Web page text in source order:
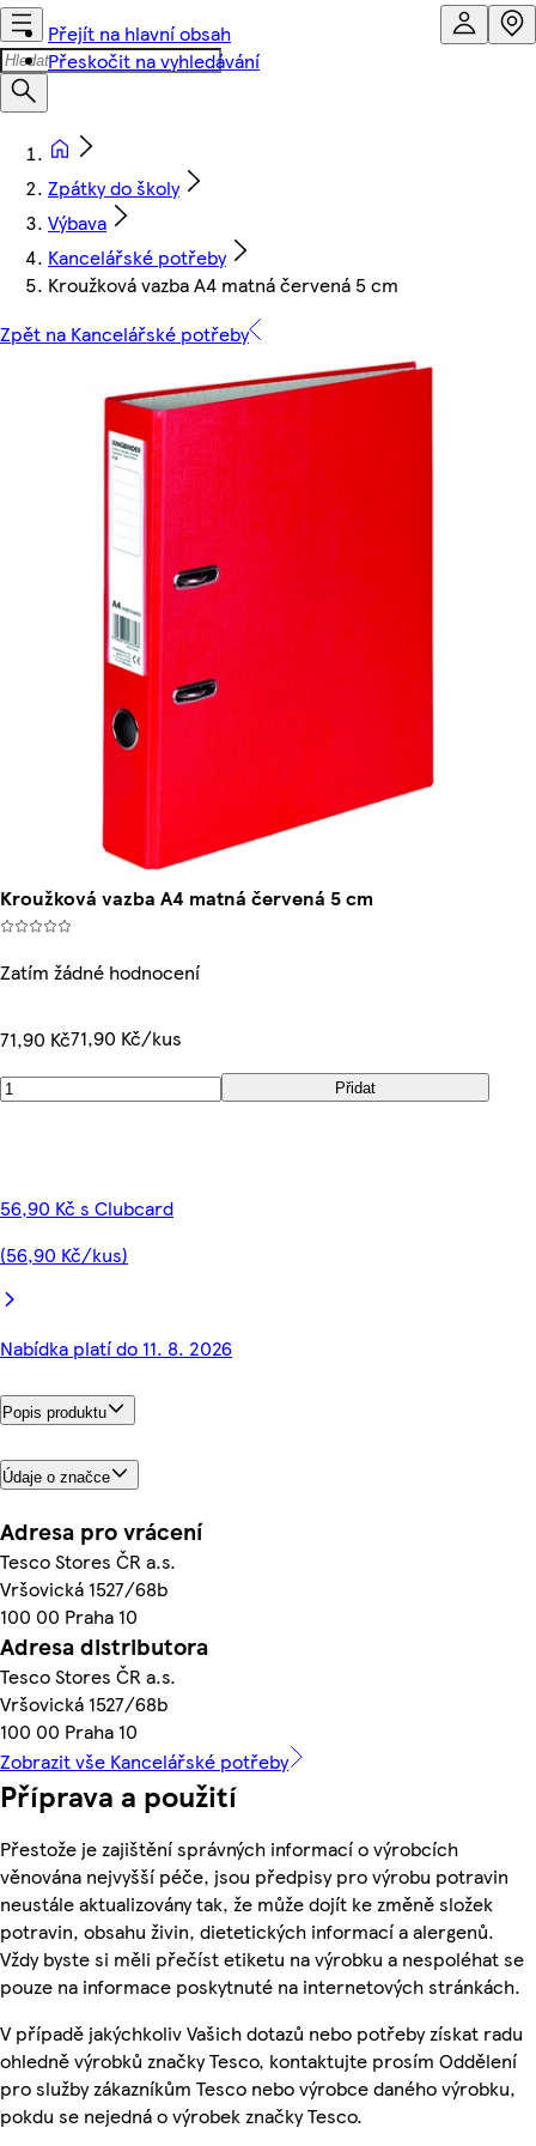
Přejít na hlavní obsah
Přeskočit na vyhledávání
Zpátky do školy
Výbava
Kancelářské potřeby
Kroužková vazba A4 matná červená 5 cm
Zpět na Kancelářské potřeby
Kroužková vazba A4 matná červená 5 cm
Zatím žádné hodnocení
71,90 Kč71,90 Kč/kus
Přidat
56,90 Kč s Clubcard
(56,90 Kč/kus)
Nabídka platí do 11. 8. 2026
Popis produktu
Údaje o značce
Adresa pro vrácení
Tesco Stores ČR a.s.
Vršovická 1527/68b
100 00 Praha 10
Adresa distributora
Tesco Stores ČR a.s.
Vršovická 1527/68b
100 00 Praha 10
Zobrazit vše Kancelářské potřeby
Příprava a použití
Přestože je zajištění správných informací o výrobcích
věnována nejvyšší péče, jsou předpisy pro výrobu potravin
neustále aktualizovány tak, že může dojít ke změně složek
potravin, obsahu živin, dietetických informací a alergenů.
Vždy byste si měli přečíst etiketu na výrobku a nespoléhat se
pouze na informace poskytnuté na internetových stránkách.
V případě jakýchkoliv Vašich dotazů nebo potřeby získat radu
ohledně výrobků značky Tesco, kontaktujte prosím Oddělení
pro služby zákazníkům Tesco nebo výrobce daného výrobku,
pokdu se nejedná o výrobek značky Tesco.